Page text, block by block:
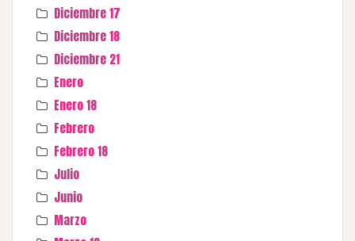
Diciembre 17
Diciembre 18
Diciembre 21
Enero
Enero 18
Febrero
Febrero 18
Julio
Junio
Marzo